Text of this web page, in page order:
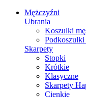
Mężczyźni
Ubrania
Koszulki
Podkoszulki
Skarpety
Stopki
Krótkie
Klasyczne
Skarpety
Cienkie